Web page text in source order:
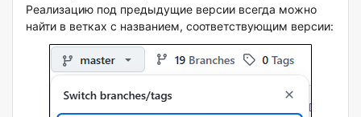
Реализацию под предыдущие версии всегда можно
найти в ветках с названием, соответствующим версии: